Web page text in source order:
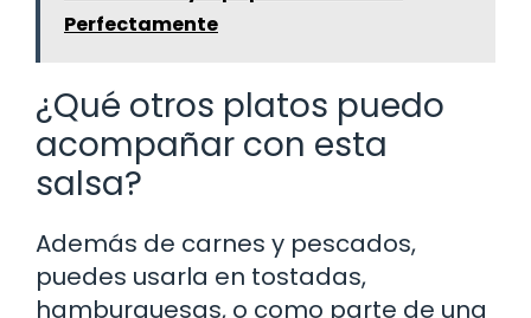
Perfectamente
¿Qué otros platos puedo
acompañar con esta
salsa?
Además de carnes y pescados,
puedes usarla en tostadas,
hamburguesas, o como parte de una